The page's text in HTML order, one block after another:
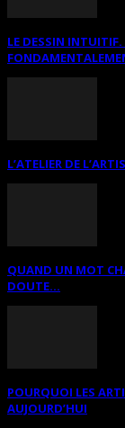
LE DESSIN
L’ATELIER DE
QUAND UN MOT
DOUTE...
POURQUOI LES
AUJOURD’HUI